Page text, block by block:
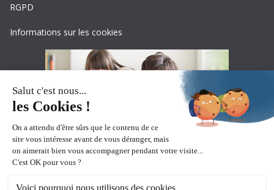
RGPD
Informations sur les cookies